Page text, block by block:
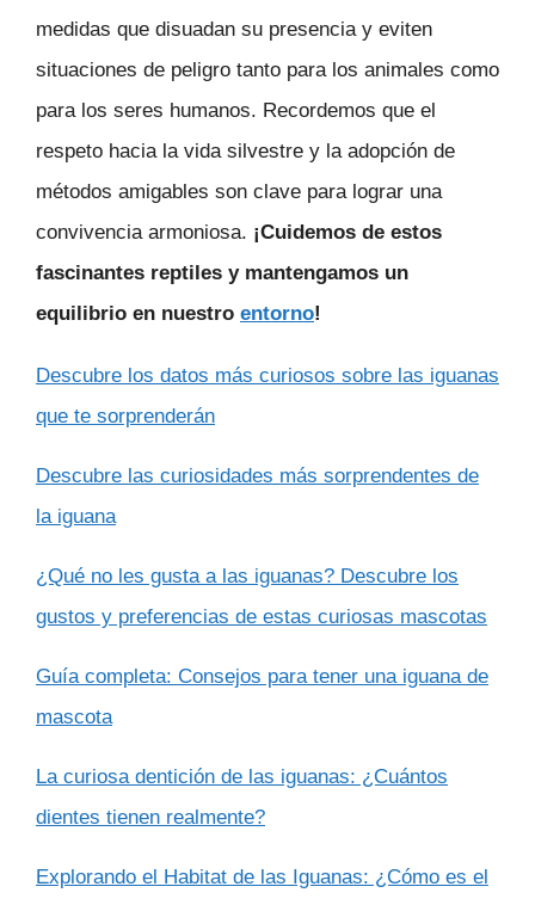
medidas que disuadan su presencia y eviten
situaciones de peligro tanto para los animales como
para los seres humanos. Recordemos que el
respeto hacia la vida silvestre y la adopción de
métodos amigables son clave para lograr una
convivencia armoniosa. ¡Cuidemos de estos
fascinantes reptiles y mantengamos un
equilibrio en nuestro entorno!
Descubre los datos más curiosos sobre las iguanas
que te sorprenderán
Descubre las curiosidades más sorprendentes de
la iguana
¿Qué no les gusta a las iguanas? Descubre los
gustos y preferencias de estas curiosas mascotas
Guía completa: Consejos para tener una iguana de
mascota
La curiosa dentición de las iguanas: ¿Cuántos
dientes tienen realmente?
Explorando el Habitat de las Iguanas: ¿Cómo es el